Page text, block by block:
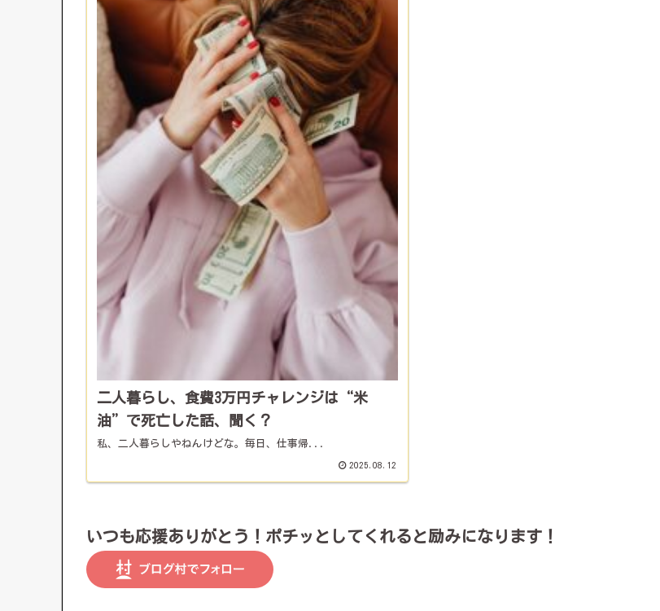
二人暮らし、食費3万円チャレンジは“米
油”で死亡した話、聞く？
私、二人暮らしやねんけどな。毎日、仕事帰...
2025.08.12
いつも応援ありがとう！ポチッとしてくれると励みになります！